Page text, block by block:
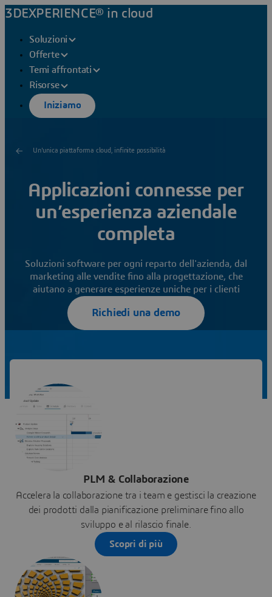
3DEXPERIENCE® in cloud
Soluzioni
Offerte
Temi affrontati
Risorse
Iniziamo
Un'unica piattaforma cloud, infinite possibilità
Applicazioni connesse per
un’esperienza aziendale
completa
Soluzioni software per ogni reparto dell'azienda, dal
marketing alle vendite fino alla progettazione, che
aiutano a generare esperienze uniche per i clienti
Richiedi una demo
PLM & Collaborazione
Accelera la collaborazione tra i team e gestisci la creazione
dei prodotti dalla pianificazione preliminare fino allo
sviluppo e al rilascio finale.
Scopri di più